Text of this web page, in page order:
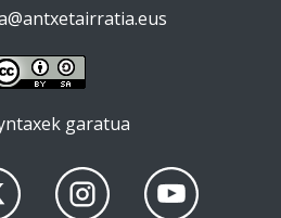
garatua